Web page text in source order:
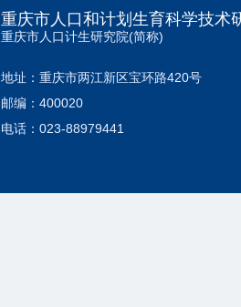
重庆市人口和计划生育科学技术
重庆市人口计生研究院(简称)
地址：重庆市两江新区宝环路420号
邮编：400020
电话：023-88979441